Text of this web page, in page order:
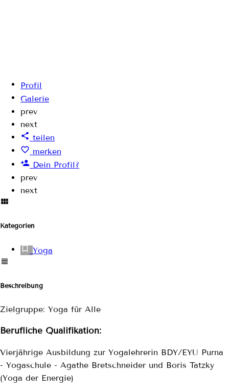
Profil
Galerie
prev
next
teilen
merken
Dein Profil?
prev
next
Kategorien
Yoga
Beschreibung
Zielgruppe: Yoga für Alle
Berufliche Qualifikation:
Vierjährige Ausbildung zur Yogalehrerin BDY/EYU Purna
- Yogaschule - Agathe Bretschneider und Boris Tatzky
(Yoga der Energie)